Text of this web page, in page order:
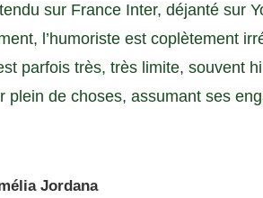
sur France Inter, déjanté sur
l’humoriste est coplètement
parfois très, très limite, souvent
plein de choses, assumant ses
Jordana